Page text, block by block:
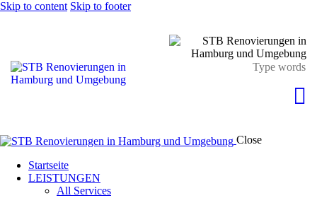
Skip to content Skip to footer
Close
Startseite
LEISTUNGEN
All Services